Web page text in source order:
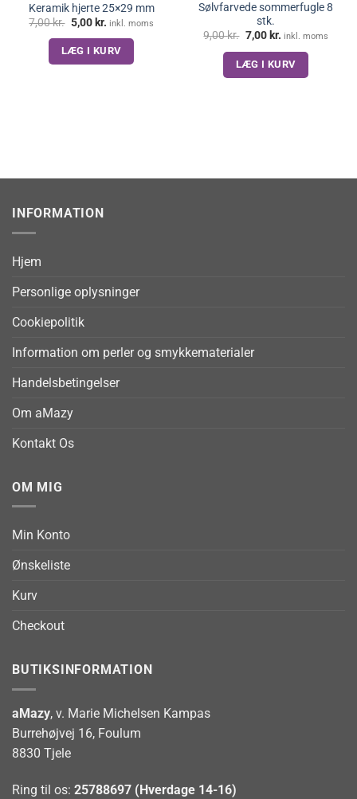
Keramik hjerte 25×29 mm
7,00kr. Den
oprindelige
pris
var:
7,00 kr..
5,00 kr. Den
pris
er:
5,00 kr..
inkl. moms
LÆG I KURV
Sølvfarvede sommerfugle 8
stk.
9,00kr. Den
oprindelige
pris
var:
9,00 kr..
7,00 kr.Den
pris
er:
7,00 kr..
inkl. moms
LÆG I KURV
INFORMATION
Hjem
Personlige oplysninger
Cookiepolitik
Information om perler og smykkematerialer
Handelsbetingelser
Om aMazy
Kontakt Os
OM MIG
Min Konto
Ønskeliste
Kurv
Checkout
BUTIKSINFORMATION
aMazy, v. Marie Michelsen Kampas
Burrehøjvej 16, Foulum
8830 Tjele
Ring til os: 25788697 (Hverdage 14-16)